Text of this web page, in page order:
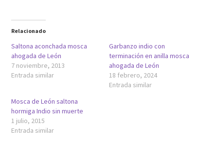
Relacionado
Saltona aconchada mosca
ahogada de León
7 noviembre, 2013
Entrada similar
Garbanzo indio con
terminación en anilla mosca
ahogada de León
18 febrero, 2024
Entrada similar
Mosca de León saltona
hormiga Indio sin muerte
1 julio, 2015
Entrada similar